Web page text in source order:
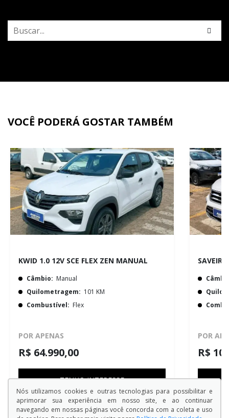
VOCÊ PODERÁ GOSTAR TAMBÉM
KWID 1.0 12V SCE FLEX ZEN MANUAL
Câmbio: Manual
Quilometragem: 101 KM
Combustível: Flex
POR APENAS
R$ 64.990,00
TENHO INTERESSE
POR
R$
Nós utilizamos cookies e outras tecnologias para possibilitar e
aprimorar sua experiência em nosso site, e ao continuar
navegando em nossas páginas você concorda com a coleta e uso